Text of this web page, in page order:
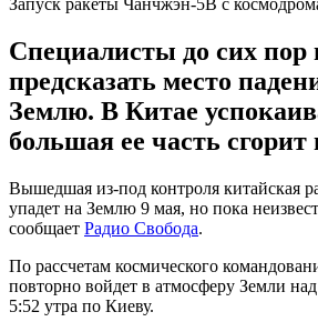
Специалисты до сих пор
предсказать место
Землю. В Китае
большая ее часть сгорит
Вышедшая из-под контроля китайская
упадет на Землю 9 мая, но пока
сообщает Радио Свобода.
По рассчетам космического
повторно войдет в атмосферу Земли
5:52 утра по Киеву.